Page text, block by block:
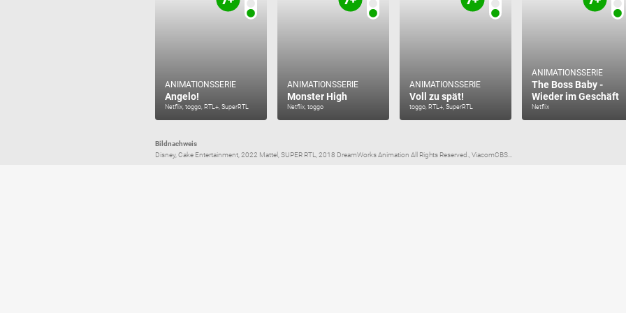
ANIMATIONSSERIE
Angelo!
Netflix, toggo, RTL+, SuperRTL
ANIMATIONSSERIE
Monster High
Netflix, toggo
ANIMATIONSSERIE
Voll zu spät!
toggo, RTL+, SuperRTL
ANIMATIONSSERIE
The Boss Baby -
Wieder im Geschäft
Netflix
Bildnachweis
Disney, Cake Entertainment, 2022 Mattel, SUPER RTL, 2018 DreamWorks Animation All Rights Reserved., ViacomCBS...